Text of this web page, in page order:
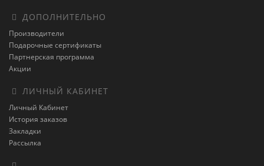
ДОПОЛНИТЕЛЬНО
Производители
Подарочные сертификаты
Партнерская программа
Акции
ЛИЧНЫЙ КАБИНЕТ
Личный Кабинет
История заказов
Закладки
Рассылка